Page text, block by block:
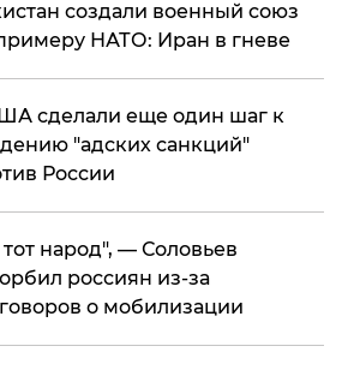
создали военный союз
НАТО: Иран в гневе
сделали еще один шаг к
"адских санкций"
России
народ", — Соловьев
россиян из-за
о мобилизации